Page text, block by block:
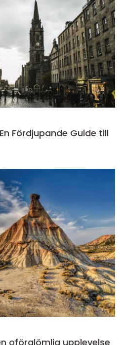
Fördjupande Guide till
oförglömlig upplevelse